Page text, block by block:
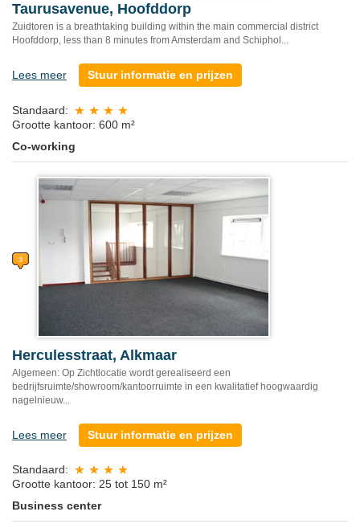
Taurusavenue, Hoofddorp
Zuidtoren is a breathtaking building within the main commercial district
Hoofddorp, less than 8 minutes from Amsterdam and Schiphol...
Lees meer Stuur informatie en prijzen
Standaard:
Grootte kantoor: 600 m²
Co-working
Herculesstraat, Alkmaar
Algemeen: Op Zichtlocatie wordt gerealiseerd een
bedrijfsruimte/showroom/kantoorruimte in een kwalitatief hoogwaardig
nagelnieuw...
Lees meer Stuur informatie en prijzen
Standaard:
Grootte kantoor: 25 tot 150 m²
Business center